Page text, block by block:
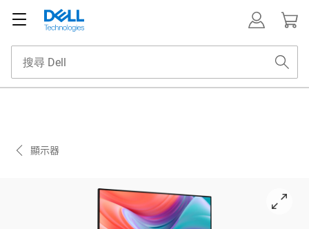
顯示器
View 面朝右 Dell 24 Plus S 系列 S2425HSM 顯示器